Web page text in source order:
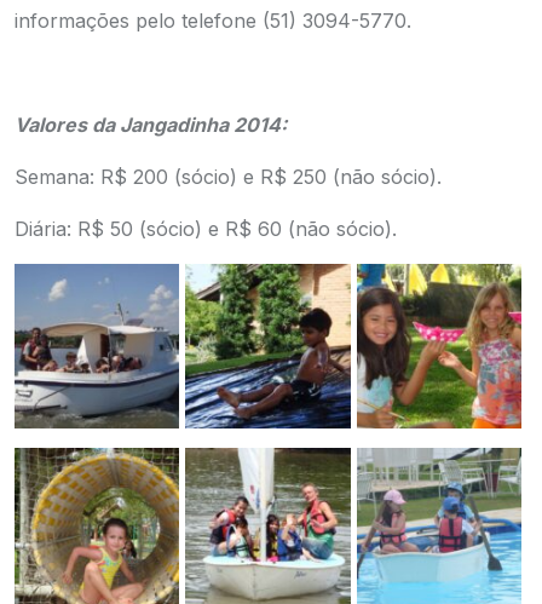
informações pelo telefone (51) 3094-5770.
Valores da Jangadinha 2014:
Semana: R$ 200 (sócio) e R$ 250 (não sócio).
Diária: R$ 50 (sócio) e R$ 60 (não sócio).